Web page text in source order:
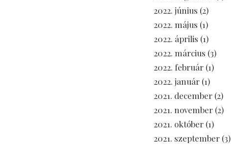
2022. június (2)
2022. május (1)
2022. április (1)
2022. március (3)
2022. február (1)
2022. január (1)
2021. december (2)
2021. november (2)
2021. október (1)
2021. szeptember (3)